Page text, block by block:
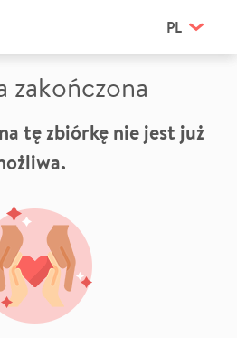
PL
zakończona
tę zbiórkę nie jest już